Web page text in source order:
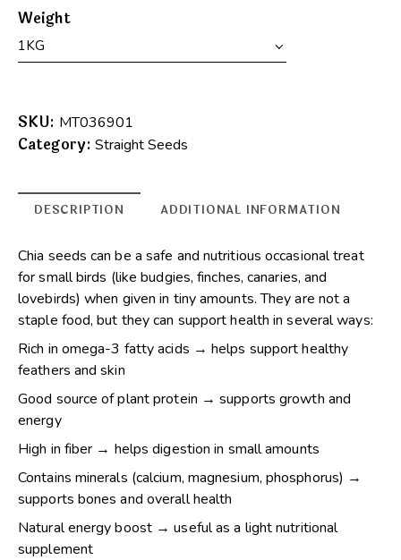
Weight
l
t
t
i
v
e
SKU: MT036901
Category: Straight Seeds
DESCRIPTION ADDITIONAL INFORMATION
Chia seeds can be a safe and nutritious occasional treat
for small birds (like budgies, finches, canaries, and
lovebirds) when given in tiny amounts. They are not a
staple food, but they can support health in several ways:
Rich in omega-3 fatty acids → helps support healthy
feathers and skin
Good source of plant protein → supports growth and
energy
High in fiber → helps digestion in small amounts
Contains minerals (calcium, magnesium, phosphorus) →
supports bones and overall health
Natural energy boost → useful as a light nutritional
supplement